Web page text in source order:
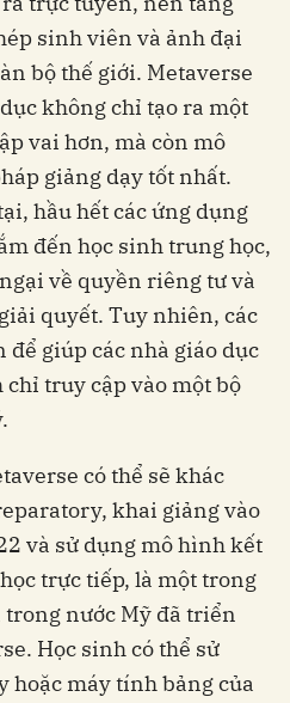
sinh viên và ảnh đại
bộ thế giới. Metaverse
không chỉ tạo ra một
vai hơn, mà còn mô
giảng dạy tốt nhất.
hầu hết các ứng dụng
đến học sinh trung học,
về quyền riêng tư và
quyết. Tuy nhiên, các
để giúp các nhà giáo dục
truy cập vào một bộ
có thể sẽ khác
khai giảng vào
và sử dụng mô hình kết
trực tiếp, là một trong
nước Mỹ đã triển
Học sinh có thể sử
hoặc máy tính bảng của